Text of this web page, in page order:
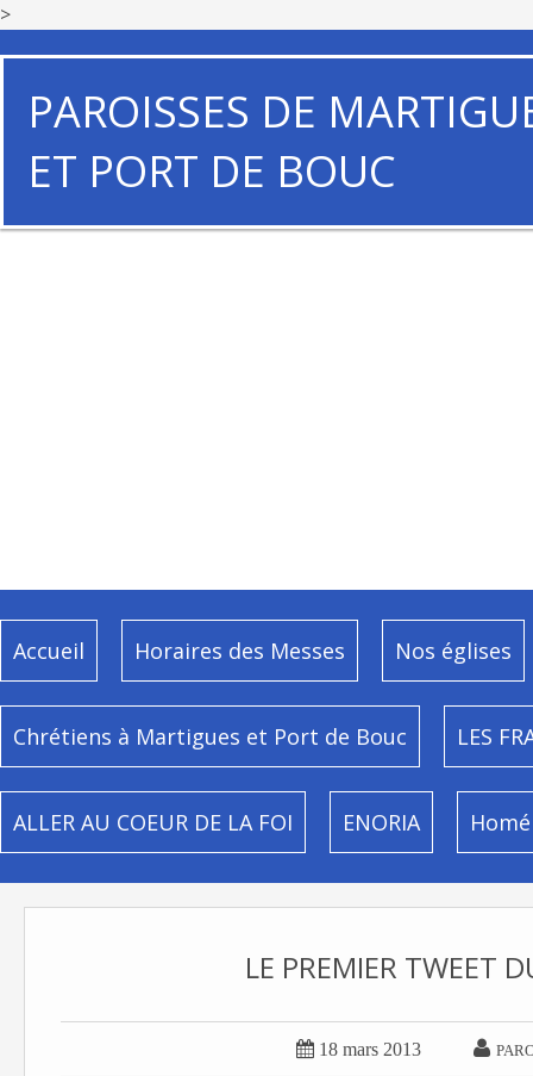
>
PAROISSES DE
ET PORT DE BOUC
Accueil Horaires des Messes Nos églises
Chrétiens à Martigues et Port de Bouc LES
ALLER AU COEUR DE LA FOI ENORIA
LE PREMIER TWEET
 18 mars 2013 